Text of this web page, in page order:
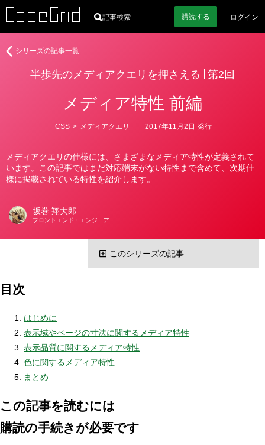
記事検索 購読する ログイン
半歩先のメディアクエリを押さえる 第2回
メディア特性 前編
メディアクエリの仕様には、さまざまなメディア特性が定義されて
います。この記事ではまだ対応端末がない特性まで含めて、次期仕
様に掲載されている特性を紹介します。
カ
ー
CSS > メディアクエリ 2017年11月2日 発行
者
坂巻 翔大郎
フロントエンド・エンジニア
半
エ
リ
さ
え
る
シリーズの記事一覧
このシリーズの記事
目次
はじめに
表示域やページの寸法に関するメディア特性
表示品質に関するメディア特性
色に関するメディア特性
まとめ
この記事を読むには
購読の手続きが必要です